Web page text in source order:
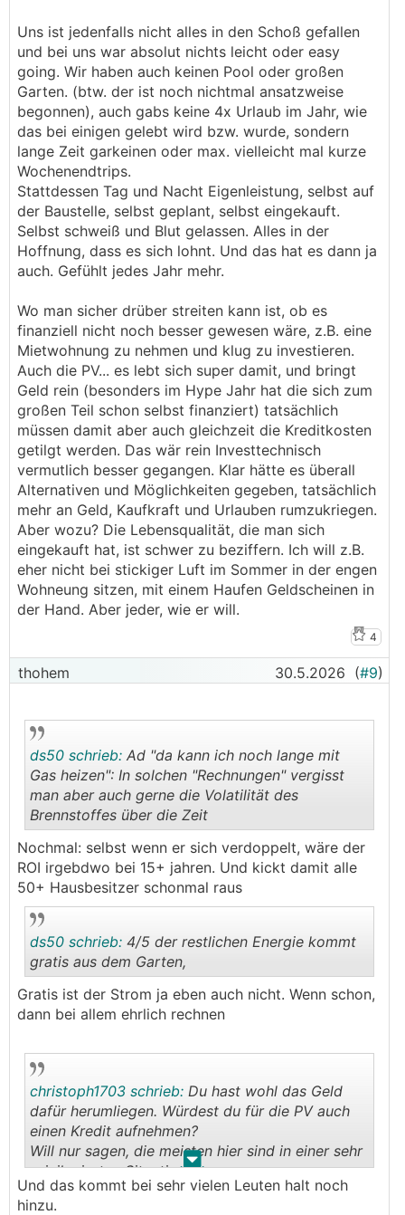
Uns ist jedenfalls nicht alles in den Schoß gefallen
und bei uns war absolut nichts leicht oder easy
going. Wir haben auch keinen Pool oder großen
Garten. (btw. der ist noch nichtmal ansatzweise
begonnen), auch gabs keine 4x Urlaub im Jahr, wie
das bei einigen gelebt wird bzw. wurde, sondern
lange Zeit garkeinen oder max. vielleicht mal kurze
Wochenendtrips.
Stattdessen Tag und Nacht Eigenleistung, selbst auf
der Baustelle, selbst geplant, selbst eingekauft.
Selbst schweiß und Blut gelassen. Alles in der
Hoffnung, dass es sich lohnt. Und das hat es dann ja
auch. Gefühlt jedes Jahr mehr.
Wo man sicher drüber streiten kann ist, ob es
finanziell nicht noch besser gewesen wäre, z.B. eine
Mietwohnung zu nehmen und klug zu investieren.
Auch die PV... es lebt sich super damit, und bringt
Geld rein (besonders im Hype Jahr hat die sich zum
großen Teil schon selbst finanziert) tatsächlich
müssen damit aber auch gleichzeit die Kreditkosten
getilgt werden. Das wär rein Investtechnisch
vermutlich besser gegangen. Klar hätte es überall
Alternativen und Möglichkeiten gegeben, tatsächlich
mehr an Geld, Kaufkraft und Urlauben rumzukriegen.
Aber wozu? Die Lebensqualität, die man sich
eingekauft hat, ist schwer zu beziffern. Ich will z.B.
eher nicht bei stickiger Luft im Sommer in der engen
Wohneung sitzen, mit einem Haufen Geldscheinen in
der Hand. Aber jeder, wie er will.
4
thohem 30.5.2026 (#9)
..
ds50 schrieb: Ad "da kann ich noch lange mit
Gas heizen": In solchen "Rechnungen" vergisst
man aber auch gerne die Volatilität des
Brennstoffes über die Zeit
Nochmal: selbst wenn er sich verdoppelt, wäre der
ROI irgebdwo bei 15+ jahren. Und kickt damit alle
50+ Hausbesitzer schonmal raus
..
ds50 schrieb: 4/5 der restlichen Energie kommt
gratis aus dem Garten,
Gratis ist der Strom ja eben auch nicht. Wenn schon,
dann bei allem ehrlich rechnen
. .
christoph1703 schrieb: Du hast wohl das Geld
dafür herumliegen. Würdest du für die PV auch
einen Kredit aufnehmen?
Will nur sagen, die meisten hier sind in einer sehr
privilegierten Situation.
Und das kommt bei sehr vielen Leuten halt noch
hinzu.